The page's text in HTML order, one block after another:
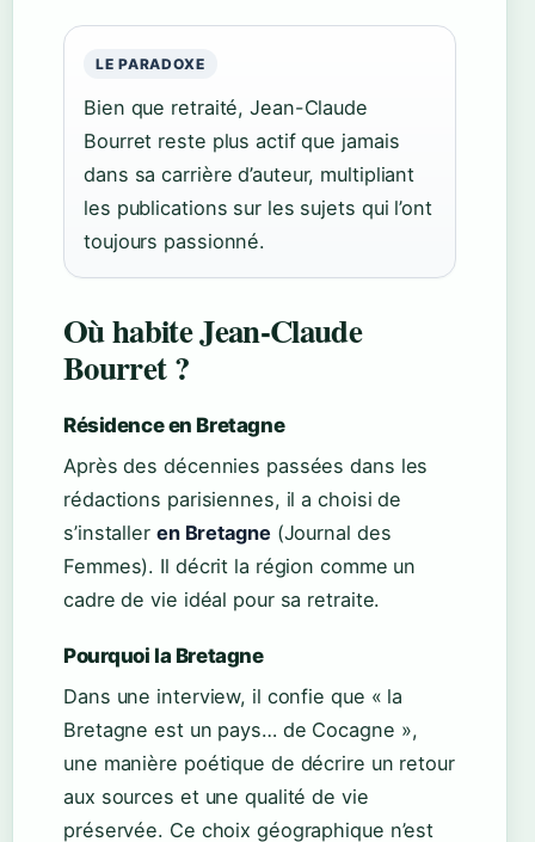
LE PARADOXE
Bien que retraité, Jean-Claude
Bourret reste plus actif que jamais
dans sa carrière d’auteur, multipliant
les publications sur les sujets qui l’ont
toujours passionné.
Où habite Jean-Claude
Bourret ?
Résidence en Bretagne
Après des décennies passées dans les
rédactions parisiennes, il a choisi de
s’installer en Bretagne(Journal des
Femmes). Il décrit la région comme un
cadre de vie idéal pour sa retraite.
Pourquoi la Bretagne
Dans une interview, il confie que « la
Bretagne est un pays… de Cocagne »,
une manière poétique de décrire un retour
aux sources et une qualité de vie
préservée. Ce choix géographique n’est